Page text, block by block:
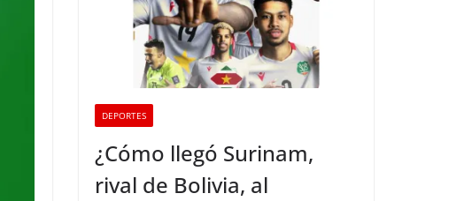
DEPORTES
¿Cómo llegó Surinam,
rival de Bolivia, al